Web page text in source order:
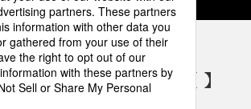
クの電気設備 SNSアカウント